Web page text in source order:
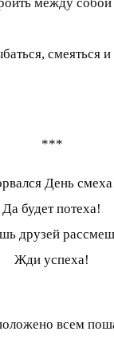
между собой
смеяться
***
День
Да будет потеха!
друзей
Жди успеха!
всем